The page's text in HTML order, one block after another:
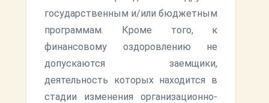
государственным и/или бюджетным
программам. Кроме того, к
финансовому оздоровлению не
допускаются заемщики,
деятельность которых находится в
стадии изменения организационно-